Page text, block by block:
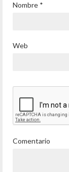
Nombre *
Web
Comentario